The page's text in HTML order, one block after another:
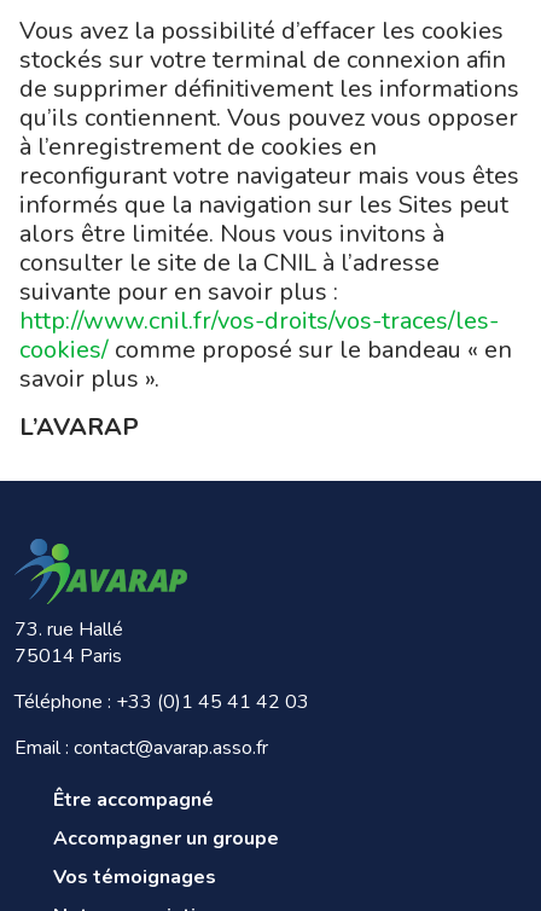
Vous avez la possibilité d’effacer les cookies
stockés sur votre terminal de connexion afin
de supprimer définitivement les informations
qu’ils contiennent. Vous pouvez vous opposer
à l’enregistrement de cookies en
reconfigurant votre navigateur mais vous êtes
informés que la navigation sur les Sites peut
alors être limitée. Nous vous invitons à
consulter le site de la CNIL à l’adresse
suivante pour en savoir plus :
http://www.cnil.fr/vos-droits/vos-traces/les-
cookies/ comme proposé sur le bandeau « en
savoir plus ».
L’AVARAP
73. rue Hallé
75014 Paris
Téléphone : +33 (0)1 45 41 42 03
Email : contact@avarap.asso.fr
Être accompagné
Accompagner un groupe
Vos témoignages